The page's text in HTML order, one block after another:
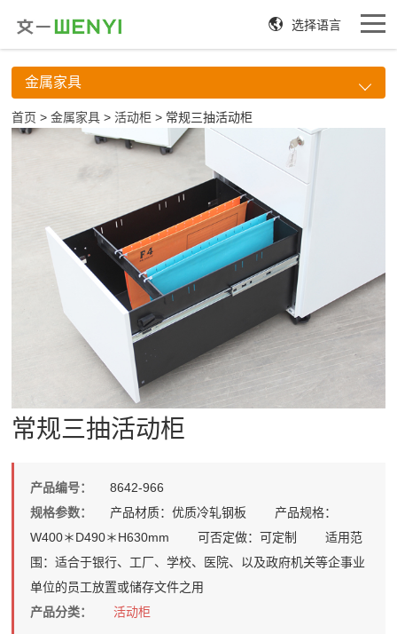
选择语言
金属家具
首页 >金属家具 >活动柜 > 常规三抽活动柜
常规三抽活动柜
产品编号：
8642-966
规格参数：
产品材质：优质冷轧钢板 产品规格：
W400＊D490＊H630mm 可否定做：可定制 适用范
围：适合于银行、工厂、学校、医院、以及政府机关等企事业
单位的员工放置或储存文件之用
产品分类：
活动柜